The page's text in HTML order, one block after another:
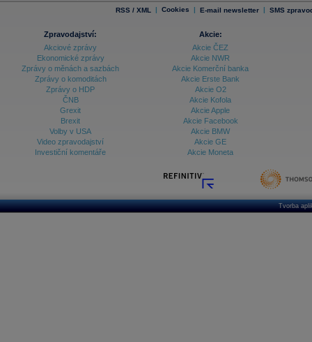
Archiv - Treasury alerty
Archiv - Vývoj české koruny
Archiv analýz - Makroukazatele
Ceny průmyslových výrobců - Data a prognózy
Ceny průmyslových výrobců - Graf (ČR)
Databanka - Akcie
RSS / XML | Cookies | E-mail newsletter | SMS
Zpravodajství:
Akciové zprávy
Ekonomické zprávy
Zprávy o měnách a sazbách
Zprávy o komoditách
Zprávy o HDP
ČNB
Grexit
Brexit
Volby v USA
Video zpravodajství
Investiční komentáře
Akcie:
Akcie ČEZ
Akcie NWR
Akcie Komerční banka
Akcie Erste Bank
Akcie O2
Akcie Kofola
Akcie Apple
Akcie Facebook
Akcie BMW
Akcie GE
Akcie Moneta
Tvorba